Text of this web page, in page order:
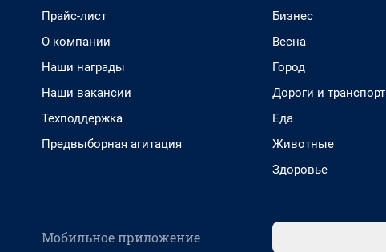
Прайс-лист
О компании
Наши награды
Наши вакансии
Техподдержка
Предвыборная агитация
Бизнес
Весна
Город
Дороги и транспорт
Еда
Животные
Здоровье
Мобильное приложение